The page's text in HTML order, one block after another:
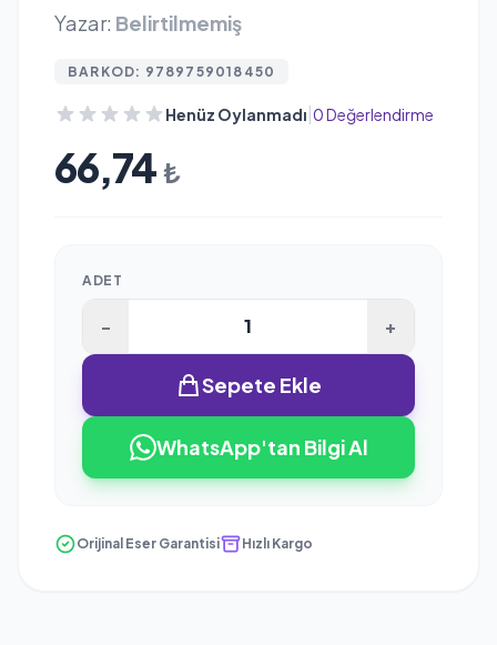
Yazar: Belirtilmemiş
BARKOD: 9789759018450
Henüz Oylanmadı|0 Değerlendirme
66,74 ₺
ADET
- +
Sepete Ekle
WhatsApp'tan Bilgi Al
Orijinal Eser Garantisi Hızlı Kargo